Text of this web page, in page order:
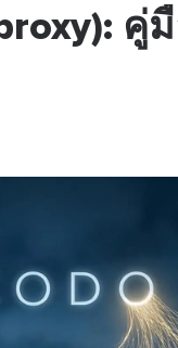
คู่